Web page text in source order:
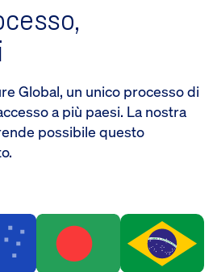
Global, un unico processo di
a più paesi. La nostra
possibile questo